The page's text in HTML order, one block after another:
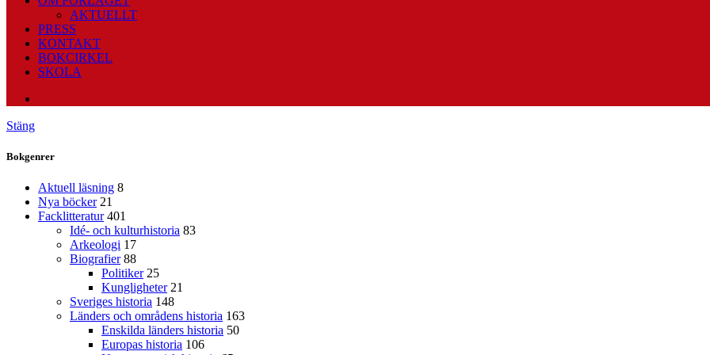
AKTUELLT
PRESS
KONTAKT
BOKCIRKEL
SKOLA
Stäng
Bokgenrer
Aktuell läsning 8
Nya böcker 21
Facklitteratur 401
Idé- och kulturhistoria 83
Arkeologi 17
Biografier 88
Politiker 25
Kungligheter 21
Sveriges historia 148
Länders och områdens historia 163
Enskilda länders historia 50
Europas historia 106